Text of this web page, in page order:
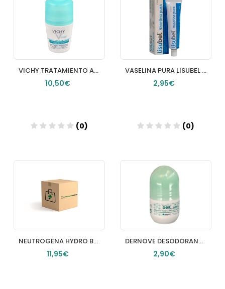
VICHY TRATAMIENTO ANTITRASPIRANTE 48 HORAS ROLLON 50 ML
10,50€
(0)
VASELINA PURA LISUBEL 32G
2,95€
(0)
Añadir
NEUTROGENA HYDRO BOOST LOCION CORPORAL HIDRATANTE GEL 750 ML
11,95€
DERNOVE DESODORANTE ROLLON MINI MINE ALUMBRE
2,90€